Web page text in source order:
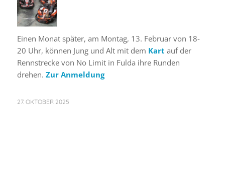
Einen Monat später, am Montag, 13. Februar von 18-
20 Uhr, können Jung und Alt mit dem Kart auf der
Rennstrecke von No Limit in Fulda ihre Runden
drehen. Zur Anmeldung
27. OKTOBER 2025